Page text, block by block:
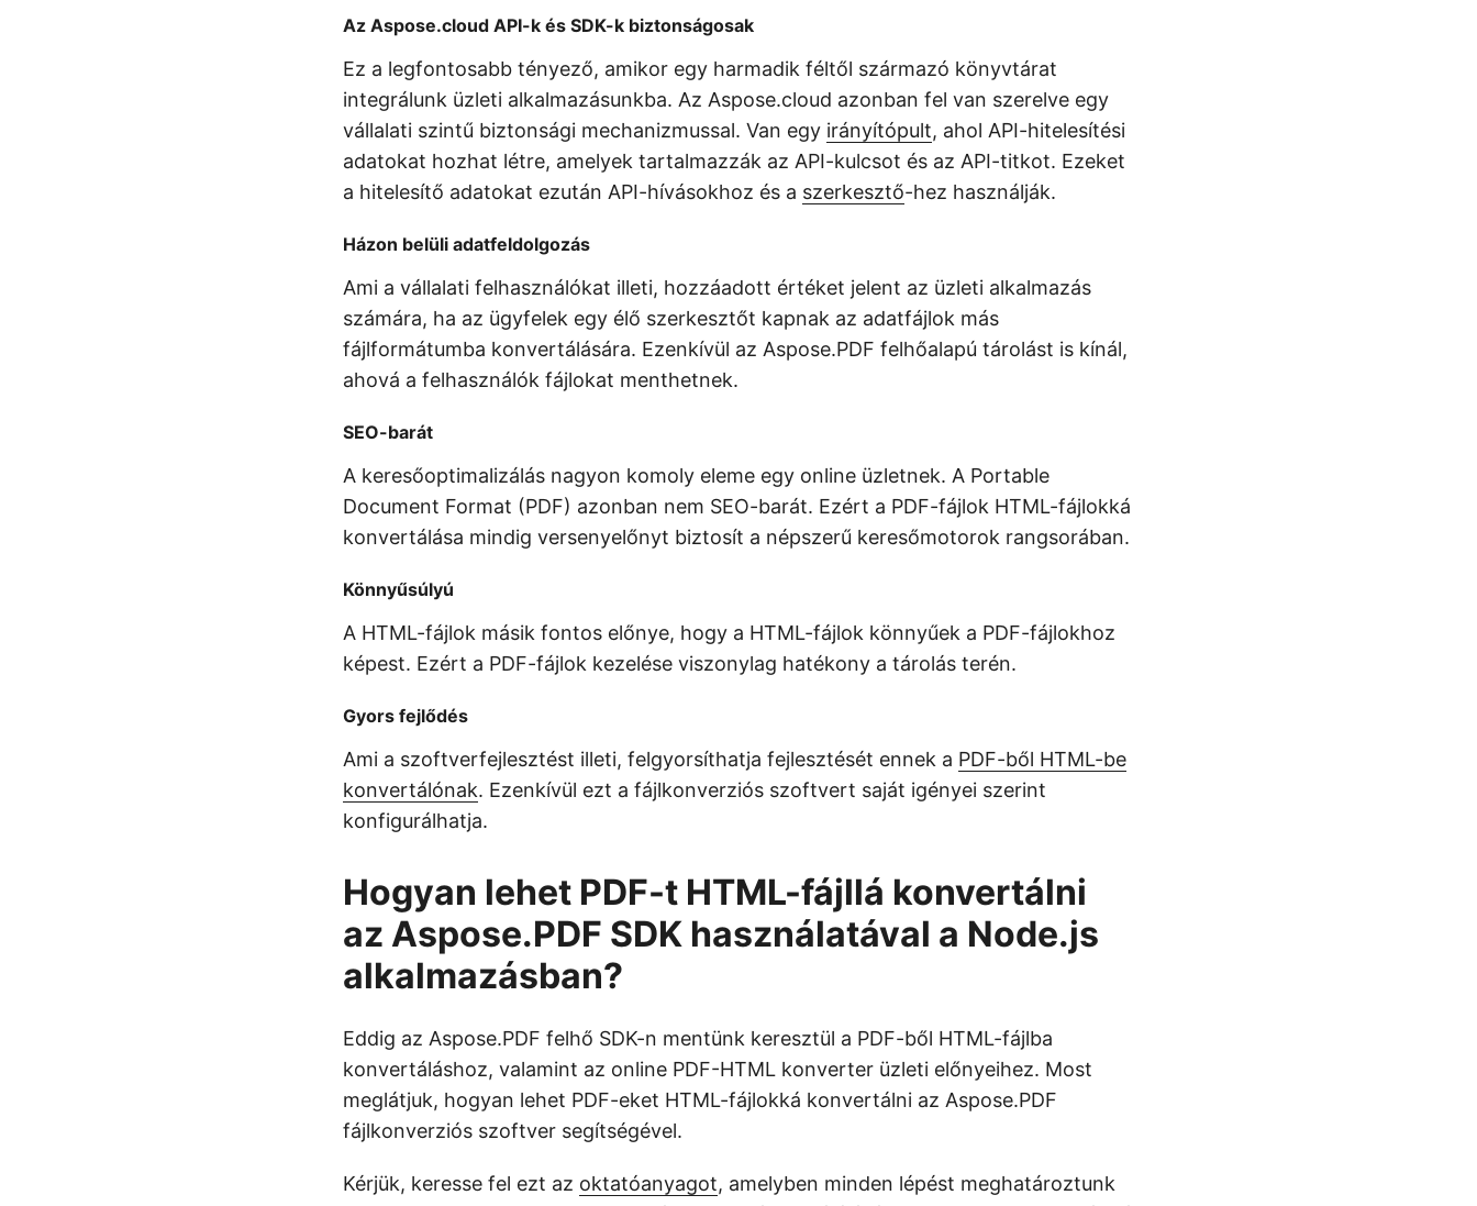
Az Aspose.cloud API-k és SDK-k biztonságosak
Ez a legfontosabb tényező, amikor egy harmadik féltől származó könyvtárat
integrálunk üzleti alkalmazásunkba. Az Aspose.cloud azonban fel van szerelve egy
vállalati szintű biztonsági mechanizmussal. Van egy irányítópult, ahol API-hitelesítési
adatokat hozhat létre, amelyek tartalmazzák az API-kulcsot és az API-titkot. Ezeket
a hitelesítő adatokat ezután API-hívásokhoz és a szerkesztő-hez használják.
Házon belüli adatfeldolgozás
Ami a vállalati felhasználókat illeti, hozzáadott értéket jelent az üzleti alkalmazás
számára, ha az ügyfelek egy élő szerkesztőt kapnak az adatfájlok más
fájlformátumba konvertálására. Ezenkívül az Aspose.PDF felhőalapú tárolást is kínál,
ahová a felhasználók fájlokat menthetnek.
SEO-barát
A keresőoptimalizálás nagyon komoly eleme egy online üzletnek. A Portable
Document Format (PDF) azonban nem SEO-barát. Ezért a PDF-fájlok HTML-fájlokká
konvertálása mindig versenyelőnyt biztosít a népszerű keresőmotorok rangsorában.
Könnyűsúlyú
A HTML-fájlok másik fontos előnye, hogy a HTML-fájlok könnyűek a PDF-fájlokhoz
képest. Ezért a PDF-fájlok kezelése viszonylag hatékony a tárolás terén.
Gyors fejlődés
Ami a szoftverfejlesztést illeti, felgyorsíthatja fejlesztését ennek a PDF-ből HTML-be
konvertálónak. Ezenkívül ezt a fájlkonverziós szoftvert saját igényei szerint
konfigurálhatja.
Hogyan lehet PDF-t HTML-fájllá konvertálni
az Aspose.PDF SDK használatával a Node.js
alkalmazásban?
Eddig az Aspose.PDF felhő SDK-n mentünk keresztül a PDF-ből HTML-fájlba
konvertáláshoz, valamint az online PDF-HTML konverter üzleti előnyeihez. Most
meglátjuk, hogyan lehet PDF-eket HTML-fájlokká konvertálni az Aspose.PDF
fájlkonverziós szoftver segítségével.
Kérjük, keresse fel ezt az oktatóanyagot, amelyben minden lépést meghatároztunk